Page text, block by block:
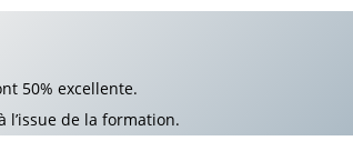
50% excellente.
l’issue de la formation.